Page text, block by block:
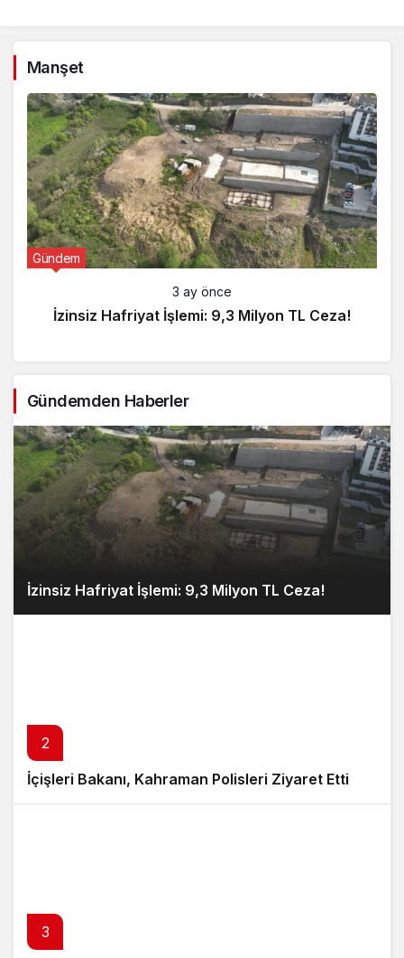
Manşet
Gündem
3 ay önce
İzinsiz Hafriyat İşlemi: 9,3 Milyon TL Ceza!
Gündemden Haberler
İzinsiz Hafriyat İşlemi: 9,3 Milyon TL Ceza!
2
İçişleri Bakanı, Kahraman Polisleri Ziyaret Etti
3